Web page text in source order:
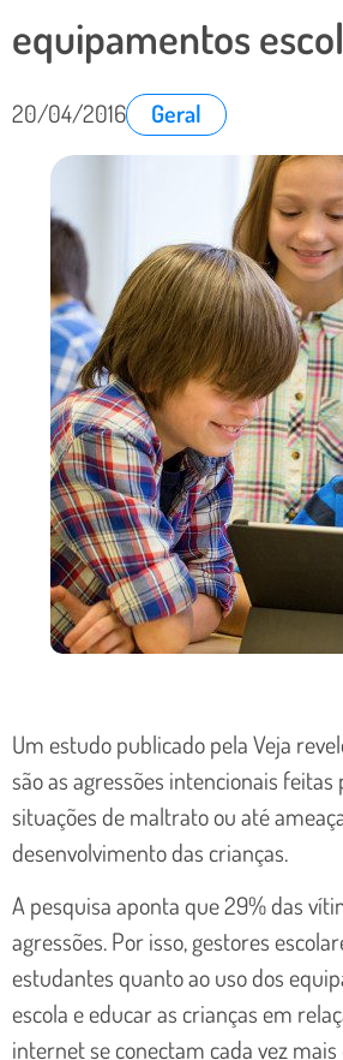
equipamentos
20/04/2016 Geral
Um estudo publicado pela Veja
são as agressões intencionais
situações de maltrato ou até
desenvolvimento das crianças.
A pesquisa aponta que 29% das
agressões. Por isso, gestores
estudantes quanto ao uso dos
escola e educar as crianças em
internet se conectam cada vez